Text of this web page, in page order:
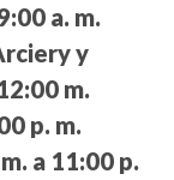
a. m.
y
m.
p. m.
a 11:00 p.